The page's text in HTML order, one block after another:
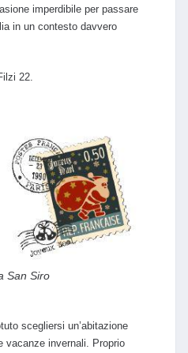
imperdibile per passare
in un contesto davvero
22.
San Siro
scegliersi un’abitazione
vacanze invernali. Proprio